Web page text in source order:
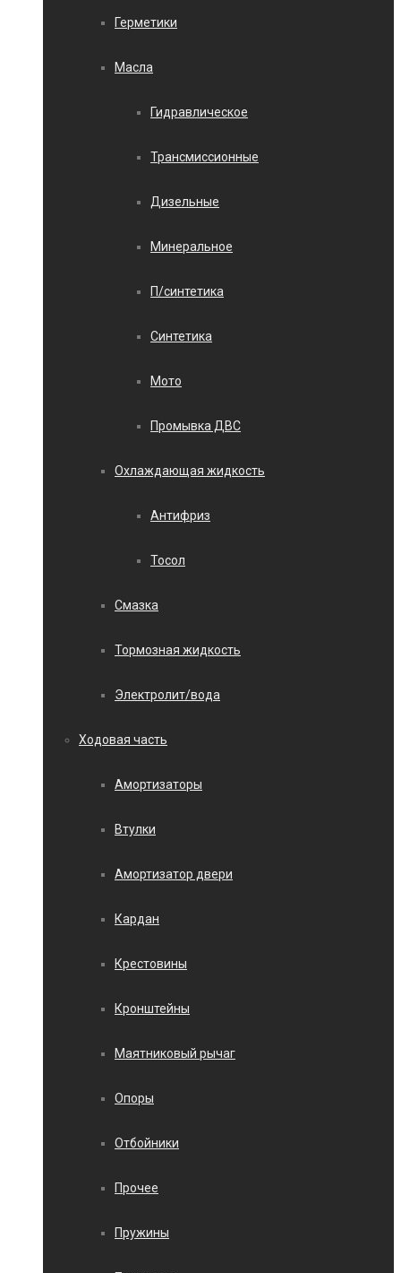
Герметики
Масла
Гидравлическое
Трансмиссионные
Дизельные
Минеральное
П/синтетика
Синтетика
Мото
Промывка ДВС
Охлаждающая жидкость
Антифриз
Тосол
Смазка
Тормозная жидкость
Электролит/вода
Ходовая часть
Амортизаторы
Втулки
Амортизатор двери
Кардан
Крестовины
Кронштейны
Маятниковый рычаг
Опоры
Отбойники
Прочее
Пружины